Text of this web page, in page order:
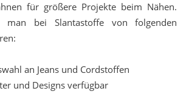
für größere Projekte beim Nähen.
man bei Slantastoffe von folgenden
an Jeans und Cordstoffen
und Designs verfügbar